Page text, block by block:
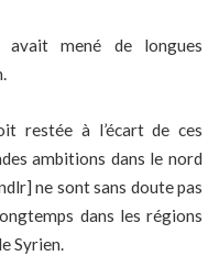
mené de longues
restée à l’écart de ces
ambitions dans le nord
ne sont sans doute pas
dans les régions
Syrien.